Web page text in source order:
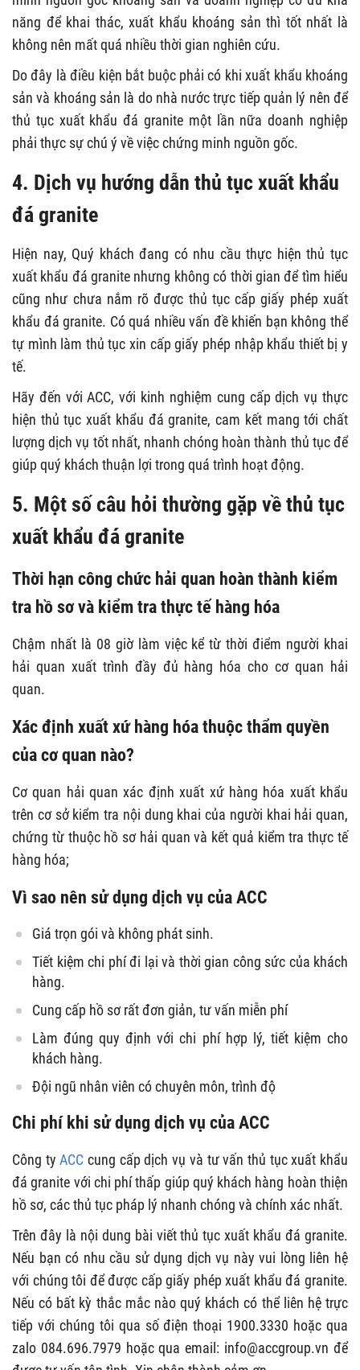
năng để khai thác, xuất khẩu khoáng sản thì tốt nhất là
không nên mất quá nhiều thời gian nghiên cứu.
Do đây là điều kiện bắt buộc phải có khi xuất khẩu khoáng
sản và khoáng sản là do nhà nước trực tiếp quản lý nên để
thủ tục xuất khẩu đá granite một lần nữa doanh nghiệp
phải thực sự chú ý về việc chứng minh nguồn gốc.
4. Dịch vụ hướng dẫn thủ tục xuất khẩu
đá granite
Hiện nay, Quý khách đang có nhu cầu thực hiện thủ tục
xuất khẩu đá granite nhưng không có thời gian để tìm hiểu
cũng như chưa nắm rõ được thủ tục cấp giấy phép xuất
khẩu đá granite. Có quá nhiều vấn đề khiến bạn không thể
tự mình làm thủ tục xin cấp giấy phép nhập khẩu thiết bị y
tế.
Hãy đến với ACC, với kinh nghiệm cung cấp dịch vụ thực
hiện thủ tục xuất khẩu đá granite, cam kết mang tới chất
lượng dịch vụ tốt nhất, nhanh chóng hoàn thành thủ tục để
giúp quý khách thuận lợi trong quá trình hoạt động.
5. Một số câu hỏi thường gặp về thủ tục
xuất khẩu đá granite
Thời hạn công chức hải quan hoàn thành kiểm
tra hồ sơ và kiểm tra thực tế hàng hóa
Chậm nhất là 08 giờ làm việc kể từ thời điểm người khai
hải quan xuất trình đầy đủ hàng hóa cho cơ quan hải
quan.
Xác định xuất xứ hàng hóa thuộc thẩm quyền
của cơ quan nào?
Cơ quan hải quan xác định xuất xứ hàng hóa xuất khẩu
trên cơ sở kiểm tra nội dung khai của người khai hải quan,
chứng từ thuộc hồ sơ hải quan và kết quả kiểm tra thực tế
hàng hóa;
Vì sao nên sử dụng dịch vụ của ACC
Giá trọn gói và không phát sinh.
Tiết kiệm chi phí đi lại và thời gian công sức của khách
hàng.
Cung cấp hồ sơ rất đơn giản, tư vấn miễn phí
Làm đúng quy định với chi phí hợp lý, tiết kiệm cho
khách hàng.
Đội ngũ nhân viên có chuyên môn, trình độ
Chi phí khi sử dụng dịch vụ của ACC
Công tyACC cung cấp dịch vụ và tư vấn thủ tục xuất khẩu
đá granite với chi phí thấp giúp quý khách hàng hoàn thiện
hồ sơ, các thủ tục pháp lý nhanh chóng và chính xác nhất.
Trên đây là nội dung bài viết thủ tục xuất khẩu đá granite.
Nếu bạn có nhu cầu sử dụng dịch vụ này vui lòng liên hệ
với chúng tôi để được cấp giấy phép xuất khẩu đá granite.
Nếu có bất kỳ thắc mắc nào quý khách có thể liên hệ trực
tiếp với chúng tôi qua số điện thoại 1900.3330 hoặc qua
zalo 084.696.7979 hoặc qua email: info@accgroup.vn để